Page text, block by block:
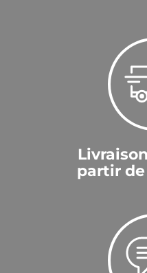
partir de